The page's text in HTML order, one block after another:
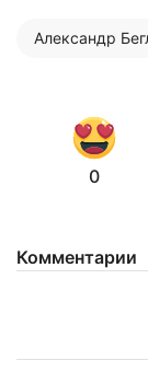
Александр
0
Комментарии